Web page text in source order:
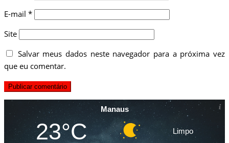
E-mail *
Site
Salvar meus dados neste navegador para a próxima vez
que eu comentar.
Manaus
23°C Limpo